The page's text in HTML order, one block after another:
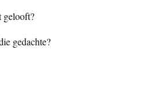
gelooft?
gedachte?